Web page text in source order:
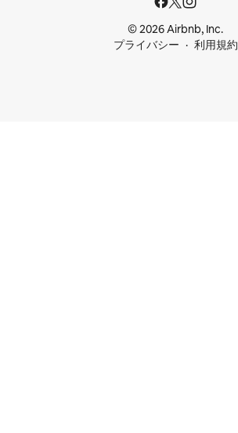
© 2026 Airbnb, Inc.
プライバシー
利用規約